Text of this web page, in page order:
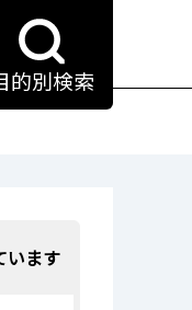
的別検索
います